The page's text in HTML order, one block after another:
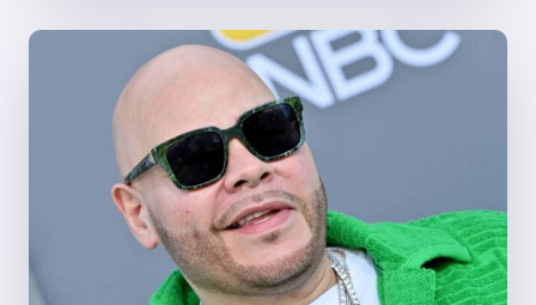
JAMIE
CHAÎNE
DU
COULOIR
DE
LA
MORT